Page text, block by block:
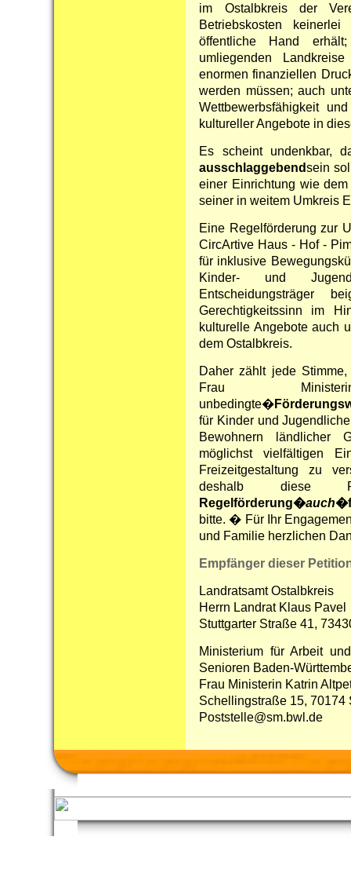
im Ostalbkreis der
Betriebskosten
öffentliche Hand
umliegenden
enormen finanziellen
werden müssen; auch
Wettbewerbsfähigkeit
kultureller Angebote in
Es scheint undenkbar,
ausschlaggebendsein
einer Einrichtung wie
seiner in weitem Umkreis
Eine Regelförderung zur
CircArtive Haus - Hof -
für inklusive
Kinder- und
Entscheidungsträger
Gerechtigkeitssinn im
kulturelle Angebote auch
dem Ostalbkreis.
Daher zählt jede
Frau
unbedingte�
für Kinder und
Bewohnern ländlicher
möglichst vielfältigen
Freizeitgestaltung zu
deshalb diese
Regelförderung�auch
bitte. � Für Ihr
und Familie herzlichen
Empfänger dieser
Landratsamt Ostalbkreis
Herrn Landrat Klaus Pavel
Stuttgarter Straße 41,
Ministerium für Arbeit
Senioren Baden-
Frau Ministerin Katrin
Schellingstraße 15, 70174
Poststelle@sm.bwl.de